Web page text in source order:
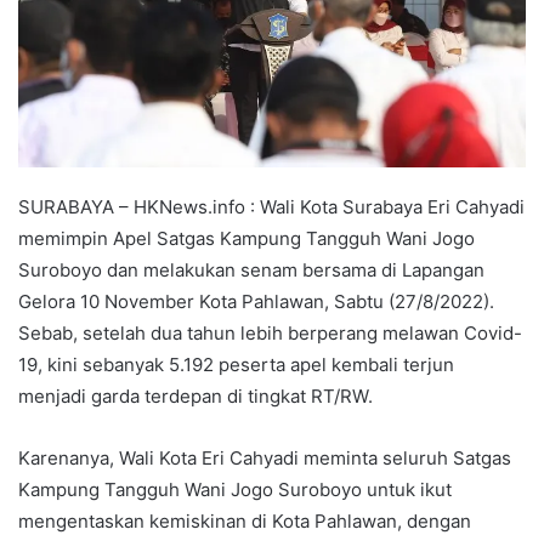
SURABAYA – HKNews.info : Wali Kota Surabaya Eri Cahyadi
memimpin Apel Satgas Kampung Tangguh Wani Jogo
Suroboyo dan melakukan senam bersama di Lapangan
Gelora 10 November Kota Pahlawan, Sabtu (27/8/2022).
Sebab, setelah dua tahun lebih berperang melawan Covid-
19, kini sebanyak 5.192 peserta apel kembali terjun
menjadi garda terdepan di tingkat RT/RW.
Karenanya, Wali Kota Eri Cahyadi meminta seluruh Satgas
Kampung Tangguh Wani Jogo Suroboyo untuk ikut
mengentaskan kemiskinan di Kota Pahlawan, dengan